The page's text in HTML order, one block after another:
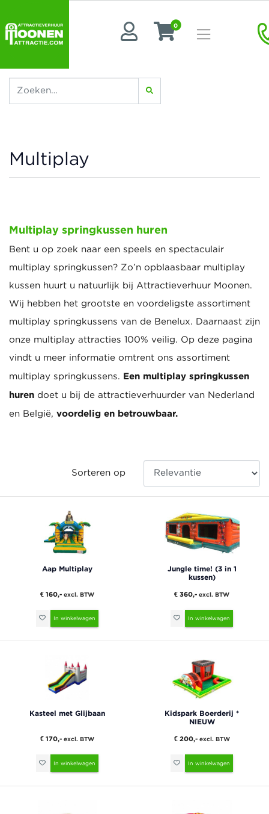
0
Multiplay
Multiplay springkussen huren
Bent u op zoek naar een speels en spectaculair
multiplay springkussen? Zo’n opblaasbaar multiplay
kussen huurt u natuurlijk bij Attractieverhuur Moonen.
Wij hebben het grootste en voordeligste assortiment
multiplay springkussens van de Benelux. Daarnaast zijn
onze multiplay attracties 100% veilig. Op deze pagina
vindt u meer informatie omtrent ons assortiment
multiplay springkussens. Een multiplay springkussen
huren doet u bij de attractieverhuurder van Nederland
en België, voordelig en betrouwbaar.
Sorteren op
Aap Multiplay
€ 160,- excl. BTW
In winkelwagen
Jungle time! (3 in 1
kussen)
€ 360,- excl. BTW
In winkelwagen
Kasteel met Glijbaan
€ 170,- excl. BTW
In winkelwagen
Kidspark Boerderij *
NIEUW
€ 200,- excl. BTW
In winkelwagen